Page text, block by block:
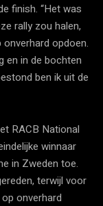
finish. “Het was
rally zou halen,
opdoen.
en in de bochten
ben ik uit de
RACB National
winnaar
in Zweden toe.
terwijl voor
onverhard